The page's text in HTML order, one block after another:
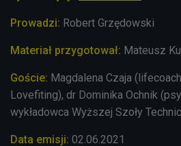
Prowadzi: Robert Grzędowski
Materiał przygotował: Mateusz
Goście: Magdalena Czaja
Lovefiting), dr Dominika Ochnik
wykładowca Wyższej Szoły
Data emisji: 02.06.2021